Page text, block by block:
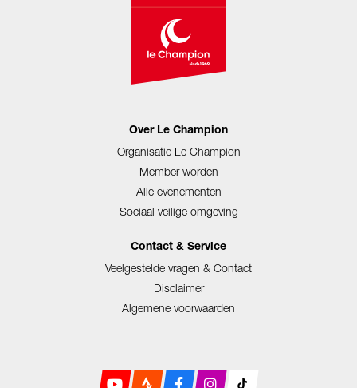
Over Le Champion
Organisatie Le Champion
Member worden
Alle evenementen
Sociaal veilige omgeving
Contact & Service
Veelgestelde vragen & Contact
Disclaimer
Algemene voorwaarden